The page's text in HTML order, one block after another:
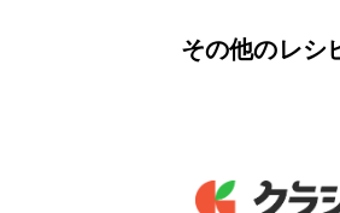
その他のレシ